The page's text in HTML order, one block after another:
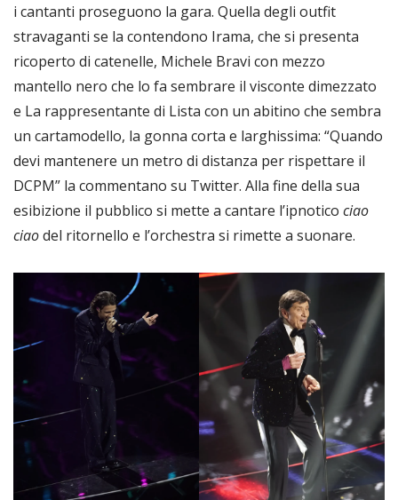
i cantanti proseguono la gara. Quella degli outfit
stravaganti se la contendono Irama, che si presenta
ricoperto di catenelle, Michele Bravi con mezzo
mantello nero che lo fa sembrare il visconte dimezzato
e La rappresentante di Lista con un abitino che sembra
un cartamodello, la gonna corta e larghissima: “Quando
devi mantenere un metro di distanza per rispettare il
DCPM” la commentano su Twitter. Alla fine della sua
esibizione il pubblico si mette a cantare l’ipnotico ciao
ciaodel ritornello e l’orchestra si rimette a suonare.